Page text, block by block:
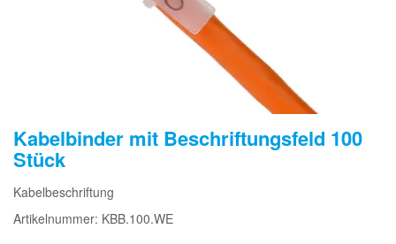
Kabelbinder mit Beschriftungsfeld 100
Stück
Kabelbeschriftung
Artikelnummer: KBB.100.WE